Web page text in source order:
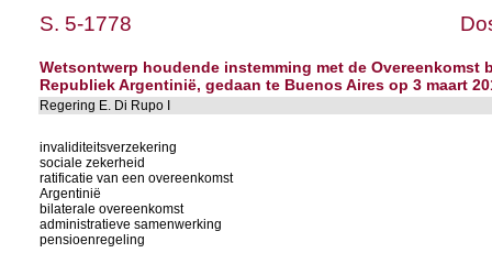
S. 5-1778
Wetsontwerp houdende instemming met de
Republiek Argentinië, gedaan te Buenos Aires op 3 maart
Regering E. Di Rupo I
invaliditeitsverzekering
sociale zekerheid
ratificatie van een overeenkomst
Argentinië
bilaterale overeenkomst
administratieve samenwerking
pensioenregeling